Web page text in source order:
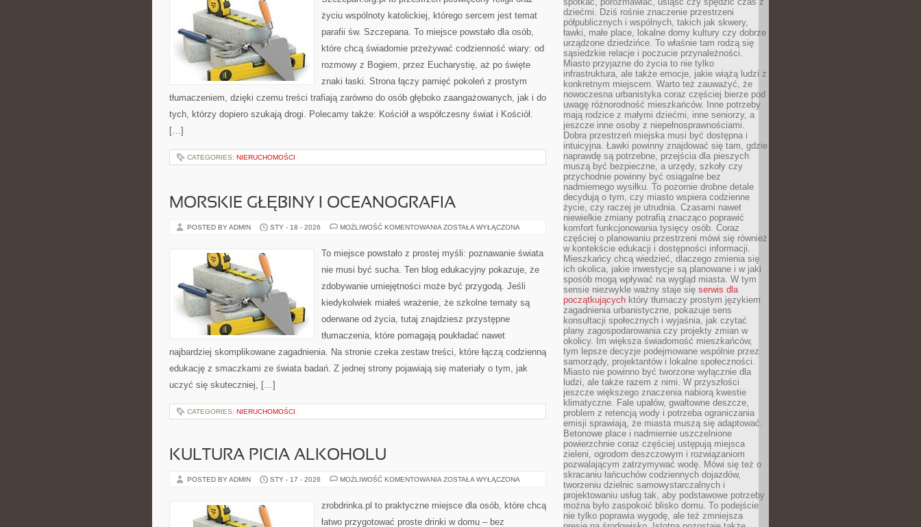
życiu wspólnoty katolickiej, którego sercem jest temat
parafii św. Szczepana. To miejsce powstało dla osób,
które chcą świadomie przeżywać codzienność wiary: od
rozmowy z Bogiem, przez Eucharystię, aż po święte
znaki łaski. Strona łączy pamięć pokoleń z prostym
tłumaczeniem, dzięki czemu treści trafiają zarówno do osób głęboko zaangażowanych, jak i do
tych, którzy dopiero szukają drogi. Polecamy także: Kościół a współczesny świat i Kościół.
[…]
CATEGORIES: NIERUCHOMOŚCI
MORSKIE GŁĘBINY I OCEANOGRAFIA
POSTED BY ADMIN STY - 18 - 2026 MOŻLIWOŚĆ KOMENTOWANIA MORSKIE
OCEANOGRAFIA
ZOSTAŁA WYŁĄCZONA
To miejsce powstało z prostej myśli: poznawanie świata
nie musi być sucha. Ten blog edukacyjny pokazuje, że
zdobywanie umiejętności może być przygodą. Jeśli
kiedykolwiek miałeś wrażenie, że szkolne tematy są
oderwane od życia, tutaj znajdziesz przystępne
tłumaczenia, które pomagają poukładać nawet
najbardziej skomplikowane zagadnienia. Na stronie czeka zestaw treści, które łączą codzienną
edukację z smaczkami ze świata badań. Z jednej strony pojawiają się materiały o tym, jak
uczyć się skuteczniej, […]
CATEGORIES: NIERUCHOMOŚCI
KULTURA PICIA ALKOHOLU
POSTED BY ADMIN STY - 17 - 2026 MOŻLIWOŚĆ KOMENTOWANIA KULTURA
ZOSTAŁA WYŁĄCZONA
zrobdrinka.pl to praktyczne miejsce dla osób, które chcą
łatwo przygotować proste drinki w domu – bez
dziećmi. Dziś rośnie znaczenie przestrzeni
półpublicznych i wspólnych, takich jak skwery,
ławki, małe place, lokalne domy kultury czy dobrze
urządzone dziedzińce. To właśnie tam rodzą się
sąsiedzkie relacje i poczucie przynależności.
Miasto przyjazne do życia to nie tylko
infrastruktura, ale także emocje, jakie wiążą ludzi z
konkretnym miejscem. Warto też zauważyć, że
nowoczesna urbanistyka coraz częściej bierze pod
uwagę różnorodność mieszkańców. Inne potrzeby
mają rodzice z małymi dziećmi, inne seniorzy, a
jeszcze inne osoby z niepełnosprawnościami.
Dobra przestrzeń miejska musi być dostępna i
intuicyjna. Ławki powinny znajdować się tam, gdzie
naprawdę są potrzebne, przejścia dla pieszych
muszą być bezpieczne, a urzędy, szkoły czy
przychodnie powinny być osiągalne bez
nadmiernego wysiłku. To pozornie drobne detale
decydują o tym, czy miasto wspiera codzienne
życie, czy raczej je utrudnia. Czasami nawet
niewielkie zmiany potrafią znacząco poprawić
komfort funkcjonowania tysięcy osób. Coraz
częściej o planowaniu przestrzeni mówi się również
w kontekście edukacji i dostępności informacji.
Mieszkańcy chcą wiedzieć, dlaczego zmienia się
ich okolica, jakie inwestycje są planowane i w jaki
sposób mogą wpływać na wygląd miasta. W tym
sensie niezwykle ważny staje się serwis dla
początkujących który tłumaczy prostym językiem
zagadnienia urbanistyczne, pokazuje sens
konsultacji społecznych i wyjaśnia, jak czytać
plany zagospodarowania czy projekty zmian w
okolicy. Im większa świadomość mieszkańców,
tym lepsze decyzje podejmowane wspólnie przez
samorządy, projektantów i lokalne społeczności.
Miasto nie powinno być tworzone wyłącznie dla
ludzi, ale także razem z nimi. W przyszłości
jeszcze większego znaczenia nabiorą kwestie
klimatyczne. Fale upałów, gwałtowne deszcze,
problem z retencją wody i potrzeba ograniczania
emisji sprawiają, że miasta muszą się adaptować.
Betonowe place i nadmiernie uszczelnione
powierzchnie coraz częściej ustępują miejsca
zieleni, ogrodom deszczowym i rozwiązaniom
pozwalającym zatrzymywać wodę. Mówi się też o
skracaniu łańcuchów codziennych dojazdów,
tworzeniu dzielnic samowystarczalnych i
projektowaniu usług tak, aby podstawowe potrzeby
można było zaspokoić blisko domu. To podejście
nie tylko poprawia wygodę, ale też zmniejsza